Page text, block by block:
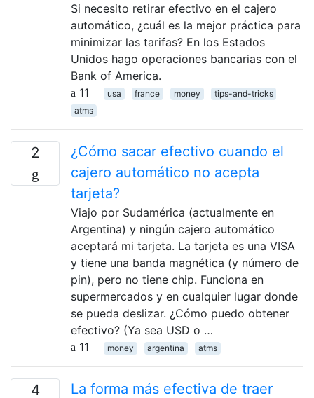
Si necesito retirar efectivo en el cajero
automático, ¿cuál es la mejor práctica para
minimizar las tarifas? En los Estados
Unidos hago operaciones bancarias con el
Bank of America.
11
usa france money
tips-and-tricks
atms
2
¿Cómo sacar efectivo cuando el
cajero automático no acepta
tarjeta?
Viajo por Sudamérica (actualmente en
Argentina) y ningún cajero automático
aceptará mi tarjeta. La tarjeta es una VISA
y tiene una banda magnética (y número de
pin), pero no tiene chip. Funciona en
supermercados y en cualquier lugar donde
se pueda deslizar. ¿Cómo puedo obtener
efectivo? (Ya sea USD o …
11
money argentina atms
4
La forma más efectiva de traer